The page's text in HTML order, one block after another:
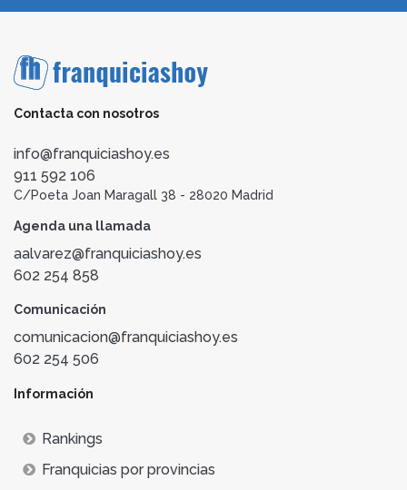
Contacta con nosotros
info@franquiciashoy.es
911 592 106
C/Poeta Joan Maragall 38 - 28020 Madrid
Agenda una llamada
aalvarez@franquiciashoy.es
602 254 858
Comunicación
comunicacion@franquiciashoy.es
602 254 506
Información
Rankings
Franquicias por provincias